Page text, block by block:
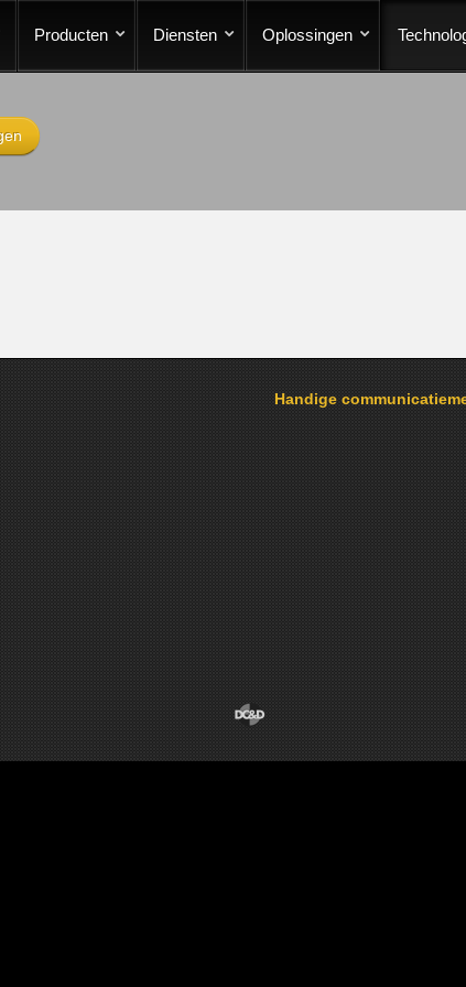
Producten Diensten Oplossingen
Handige